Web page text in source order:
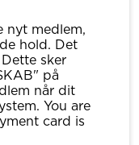
nyt medlem,
hold. Det
sker
på
når dit
You are
card is